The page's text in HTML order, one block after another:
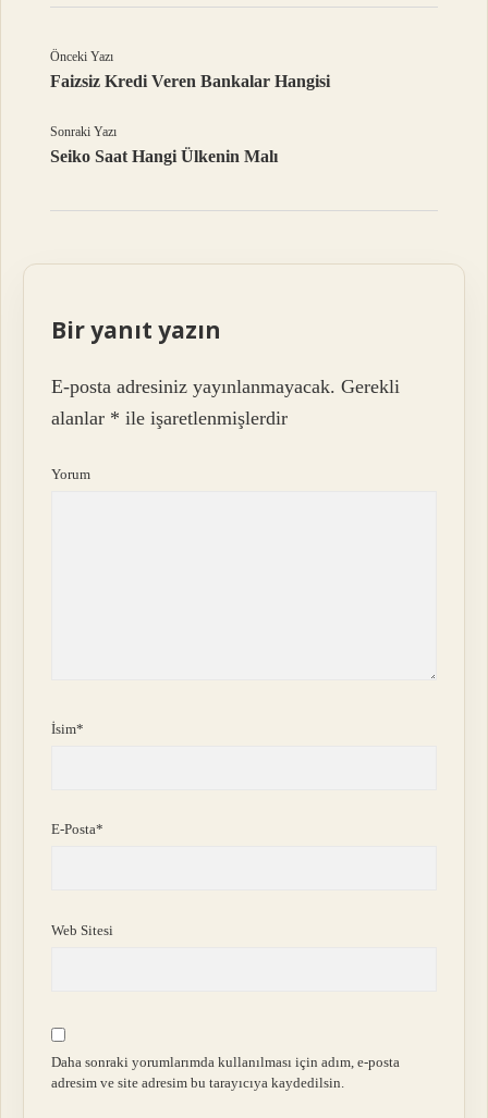
Önceki Yazı
Faizsiz Kredi Veren Bankalar Hangisi
Sonraki Yazı
Seiko Saat Hangi Ülkenin Malı
Bir yanıt yazın
E-posta adresiniz yayınlanmayacak. Gerekli
alanlar * ile işaretlenmişlerdir
Yorum
İsim*
E-Posta*
Web Sitesi
Daha sonraki yorumlarımda kullanılması için adım, e-posta
adresim ve site adresim bu tarayıcıya kaydedilsin.